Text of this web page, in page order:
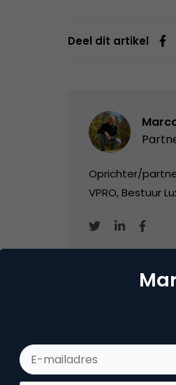
Deel dit artikel
Oprichter/
VPRO, Bestuur
Tags